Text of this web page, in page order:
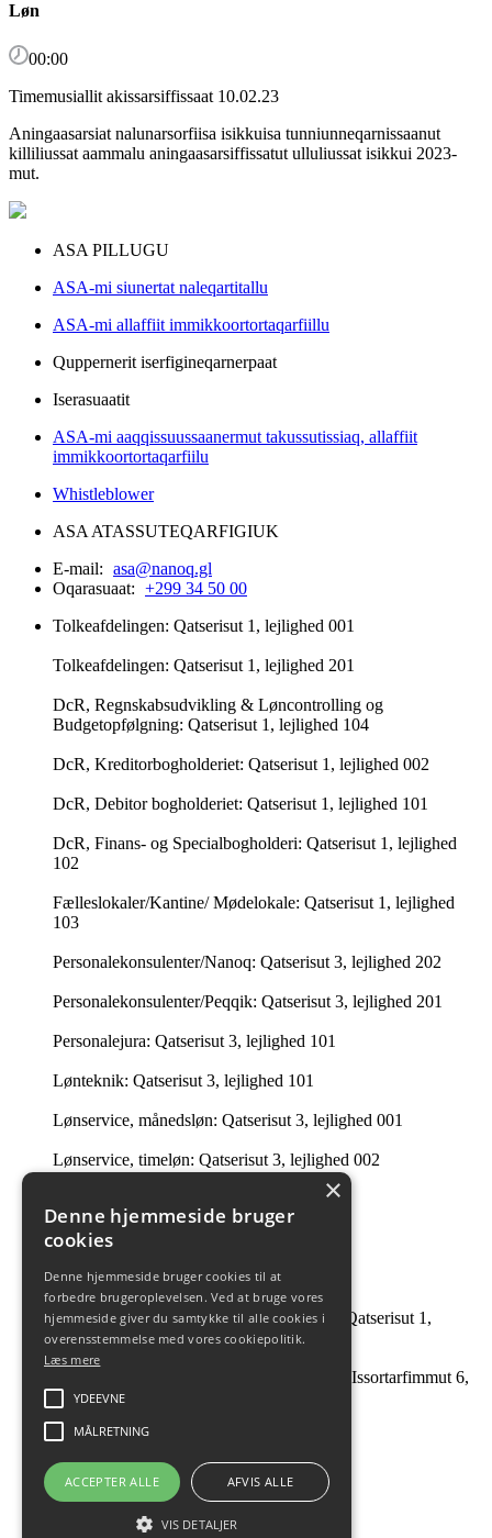
Løn
00:00
Timemusiallit akissarsiffissaat 10.02.23
Aningaasarsiat nalunarsorfiisa isikkuisa tunniunneqarnissaanut
killiliussat aammalu aningaasarsiffissatut ulluliussat isikkui 2023-
mut.
ASA PILLUGU
ASA-mi siunertat naleqartitallu
ASA-mi allaffiit immikkoortortaqarfiillu
Quppernerit iserfigineqarnerpaat
Iserasuaatit
ASA-mi aaqqissuussaanermut takussutissiaq, allaffiit
immikkoortortaqarfiilu
Whistleblower
ASA ATASSUTEQARFIGIUK
E-mail: asa@nanoq.gl
Oqarasuaat: +299 34 50 00
Tolkeafdelingen: Qatserisut 1, lejlighed 001
Tolkeafdelingen: Qatserisut 1, lejlighed 201
DcR, Regnskabsudvikling & Løncontrolling og
Budgetopfølgning: Qatserisut 1, lejlighed 104
DcR, Kreditorbogholderiet: Qatserisut 1, lejlighed 002
DcR, Debitor bogholderiet: Qatserisut 1, lejlighed 101
DcR, Finans- og Specialbogholderi: Qatserisut 1, lejlighed
102
Fælleslokaler/Kantine/ Mødelokale: Qatserisut 1, lejlighed
103
Personalekonsulenter/Nanoq: Qatserisut 3, lejlighed 202
Personalekonsulenter/Peqqik: Qatserisut 3, lejlighed 201
Personalejura: Qatserisut 3, lejlighed 101
Lønteknik: Qatserisut 3, lejlighed 101
Lønservice, månedsløn: Qatserisut 3, lejlighed 001
Lønservice, timeløn: Qatserisut 3, lejlighed 002
Ledelsessekretariatet: 201 i Qatserisut 3
Intern Revision: Qatserisut 1, lejlighed 504
André Guttesen og Johanne B Tobiassen: Qatserisut 1,
lejlighed 504
Facility Management & Strategisk Indkøb: Issortarfimmut 6,
kælderen
×
Denne hjemmeside bruger
cookies
Denne hjemmeside bruger cookies til at
forbedre brugeroplevelsen. Ved at bruge vores
hjemmeside giver du samtykke til alle cookies i
overensstemmelse med vores cookiepolitik.
Læs mere
YDEEVNE
MÅLRETNING
ACCEPTER ALLE AFVIS ALLE
VIS DETALJER